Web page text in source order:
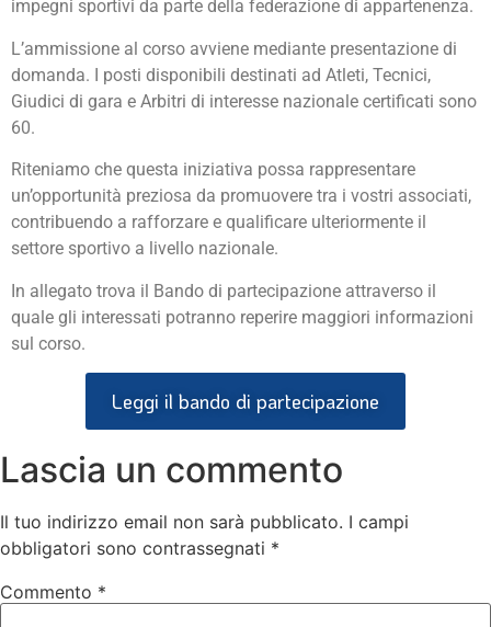
impegni sportivi da parte della federazione di appartenenza.
L’ammissione al corso avviene mediante presentazione di
domanda. I posti disponibili destinati ad Atleti, Tecnici,
Giudici di gara e Arbitri di interesse nazionale certificati sono
60.
Riteniamo che questa iniziativa possa rappresentare
un’opportunità preziosa da promuovere tra i vostri assoc­iati,
contribuendo a rafforzare e qualificare ulteriormente il
settore sportivo a livello nazionale.
In allegato trova il Bando di partecipazione attraverso il
quale gli interessati potranno reperire maggiori informazioni
sul corso.
Leggi il bando di partecipazione
Lascia un commento
Il tuo indirizzo email non sarà pubblicato. I campi
obbligatori sono contrassegnati *
Commento *